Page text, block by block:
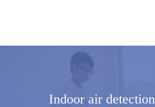
Indoor air detection